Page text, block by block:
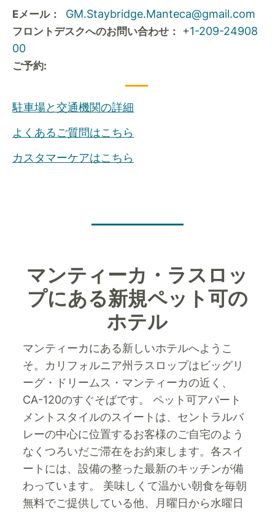
Eメール： GM.Staybridge.Manteca@gmail.com
フロントデスクへのお問い合わせ： +1-209-24908
00
ご予約:
駐車場と交通機関の詳細
よくあるご質問はこちら
カスタマーケアはこちら
マンティーカ・ラスロッ
プにある新規ペット可の
ホテル
マンティーカにある新しいホテルへようこ
そ。カリフォルニア州ラスロップはビッグリ
ーグ・ドリームス・マンティーカの近く、
CA-120のすぐそばです。
ペット可アパート
メントスタイルのスイートは、セントラルバ
レーの中心に位置するお客様のご自宅のよう
なくつろいだご滞在をお約束します。各スイ
ートには、設備の整った最新のキッチンが備
わっています。 美味しくて温かい朝食を毎朝
無料でご提供している他、月曜日から水曜日